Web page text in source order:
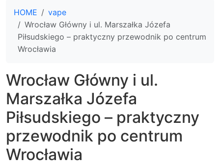
HOME
vape
Wrocław Główny i ul. Marszałka Józefa
Piłsudskiego – praktyczny przewodnik po centrum
Wrocławia
Wrocław Główny i ul.
Marszałka Józefa
Piłsudskiego – praktyczny
przewodnik po centrum
Wrocławia